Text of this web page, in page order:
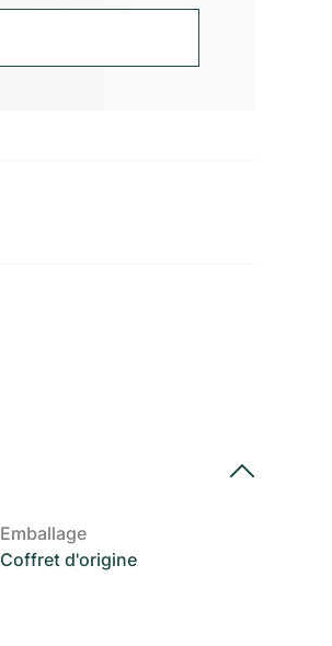
Emballage
Coffret d'origine